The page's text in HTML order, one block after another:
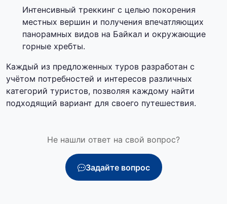
Интенсивный треккинг с целью покорения
местных вершин и получения впечатляющих
панорамных видов на Байкал и окружающие
горные хребты.
Каждый из предложенных туров разработан с
учётом потребностей и интересов различных
категорий туристов, позволяя каждому найти
подходящий вариант для своего путешествия.
Не нашли ответ на свой вопрос?
Задайте вопрос